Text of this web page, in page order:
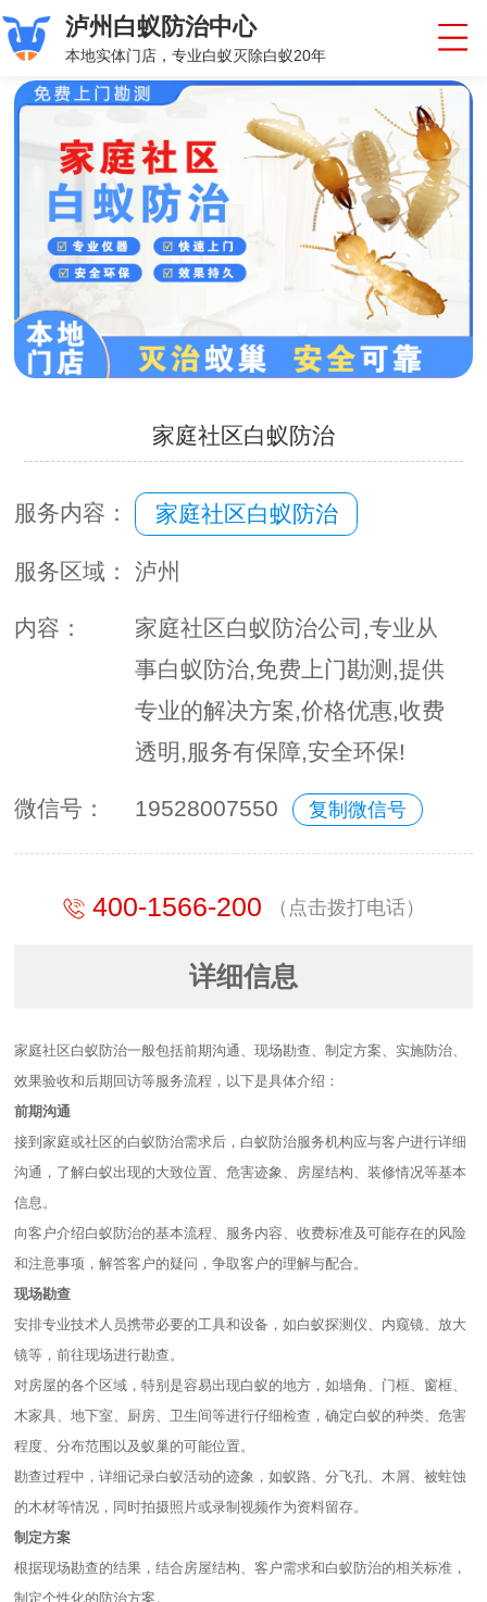
泸州白蚁防治中心
本地实体门店，专业白蚁灭除白蚁20年
家庭社区白蚁防治
服务内容： 家庭社区白蚁防治
服务区域： 泸州
内容：
家庭社区白蚁防治公司,专业从
事白蚁防治,免费上门勘测,提供
专业的解决方案,价格优惠,收费
透明,服务有保障,安全环保!
微信号： 19528007550 复制微信号
400-1566-200 （点击拨打电话）
详细信息
家庭社区白蚁防治一般包括前期沟通、现场勘查、制定方案、实施防治、
效果验收和后期回访等服务流程，以下是具体介绍：
前期沟通
接到家庭或社区的白蚁防治需求后，白蚁防治服务机构应与客户进行详细
沟通，了解白蚁出现的大致位置、危害迹象、房屋结构、装修情况等基本
信息。
向客户介绍白蚁防治的基本流程、服务内容、收费标准及可能存在的风险
和注意事项，解答客户的疑问，争取客户的理解与配合。
现场勘查
安排专业技术人员携带必要的工具和设备，如白蚁探测仪、内窥镜、放大
镜等，前往现场进行勘查。
对房屋的各个区域，特别是容易出现白蚁的地方，如墙角、门框、窗框、
木家具、地下室、厨房、卫生间等进行仔细检查，确定白蚁的种类、危害
程度、分布范围以及蚁巢的可能位置。
勘查过程中，详细记录白蚁活动的迹象，如蚁路、分飞孔、木屑、被蛀蚀
的木材等情况，同时拍摄照片或录制视频作为资料留存。
制定方案
根据现场勘查的结果，结合房屋结构、客户需求和白蚁防治的相关标准，
制定个性化的防治方案。